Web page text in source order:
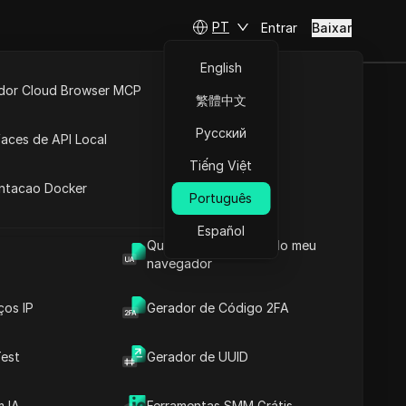
Qual é o User Agent do meu
navegador
IP Gerador de Código 2FA
Gerador de UUID
Cloud Browser MCP
de API Local
Docker
PT
English
繁體中文
Русский
Tiếng Việt
Português
Español
Entrar Baixar
para
Abrir no ChatGPT
Fazer perguntas sobre esta página
Abrir no Claude